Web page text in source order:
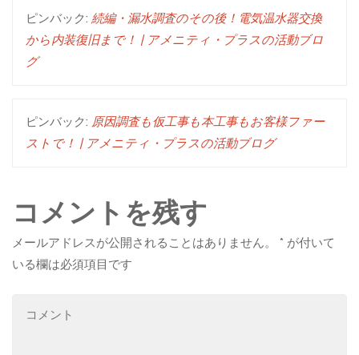
ピンバック: 続編・漏水調査のその後！電気温水器交換
から内装復旧まで！ | アメニティ・プラスの活動ブロ
グ
ピンバック: 原因調査も仮工事も本工事もお客様ファー
ストで！ | アメニティ・プラスの活動ブログ
コメントを残す
メールアドレスが公開されることはありません。 * が付いて
いる欄は必須項目です